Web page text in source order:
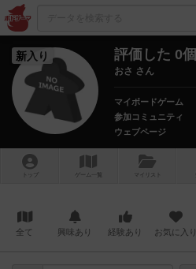
新入り 評価した 0個
おさ さん
マイボードゲーム
参加コミュニティ
ウェブページ
トップ ゲーム一覧 マイリスト
全て 興味あり 経験あり お気に入り